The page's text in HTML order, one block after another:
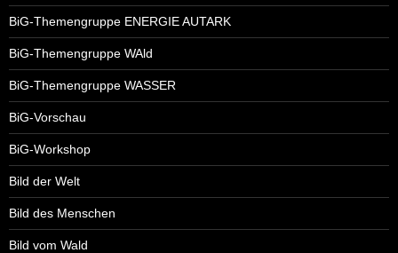
BiG-Themengruppe ENERGIE AUTARK
BiG-Themengruppe WAld
BiG-Themengruppe WASSER
BiG-Vorschau
BiG-Workshop
Bild der Welt
Bild des Menschen
Bild vom Wald